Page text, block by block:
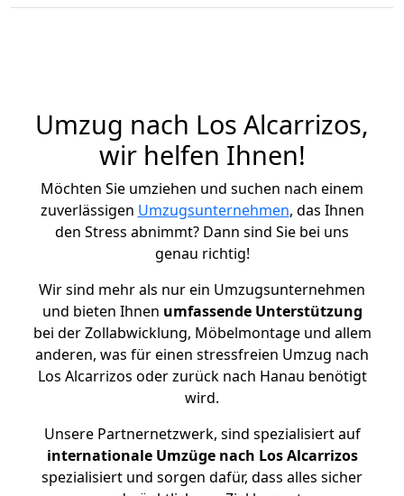
Umzug nach Los Alcarrizos,
wir helfen Ihnen!
Möchten Sie umziehen und suchen nach einem
zuverlässigen Umzugsunternehmen, das Ihnen
den Stress abnimmt? Dann sind Sie bei uns
genau richtig!
Wir sind mehr als nur ein Umzugsunternehmen
und bieten Ihnen umfassende Unterstützung
bei der Zollabwicklung, Möbelmontage und allem
anderen, was für einen stressfreien Umzug nach
Los Alcarrizos oder zurück nach Hanau benötigt
wird.
Unsere Partnernetzwerk, sind spezialisiert auf
internationale Umzüge nach Los Alcarrizos
spezialisiert und sorgen dafür, dass alles sicher